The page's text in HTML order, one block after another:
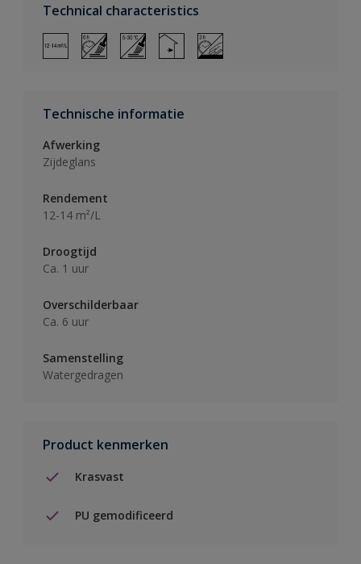
Technical characteristics
Technische informatie
Afwerking
Zijdeglans
Rendement
12-14 m²/L
Droogtijd
Ca. 1 uur
Overschilderbaar
Ca. 6 uur
Samenstelling
Watergedragen
Product kenmerken
Krasvast
PU gemodificeerd